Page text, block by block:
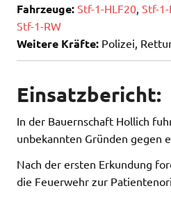
Fahrzeuge: Stf-1-HLF20 Stf-
Stf-1-RW
Weitere Kräfte: Polizei,
Einsatzbericht:
In der Bauernschaft Hollich
unbekannten Gründen gegen
Nach der ersten Erkundung
die Feuerwehr zur